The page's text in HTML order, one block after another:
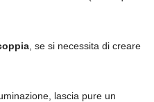
, se si necessita di creare
lascia pure un